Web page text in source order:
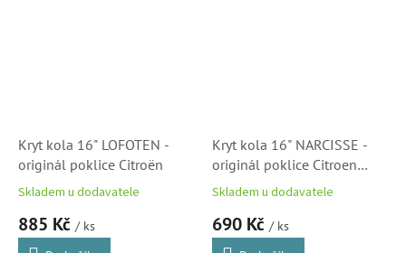
Kryt kola 16" LOFOTEN -
originál poklice Citroën
Skladem u dodavatele
885 Kč / ks
Kryt kola 16" NARCISSE -
originál poklice Citroen
(5416G6)
Skladem u dodavatele
690 Kč / ks